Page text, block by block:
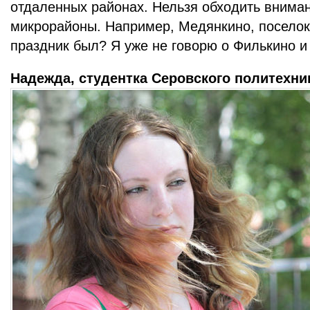
отдаленных районах. Нельзя обходить
микрорайоны. Например, Медянкино,
праздник был? Я уже не говорю о Филькино
Надежда, студентка Серовского